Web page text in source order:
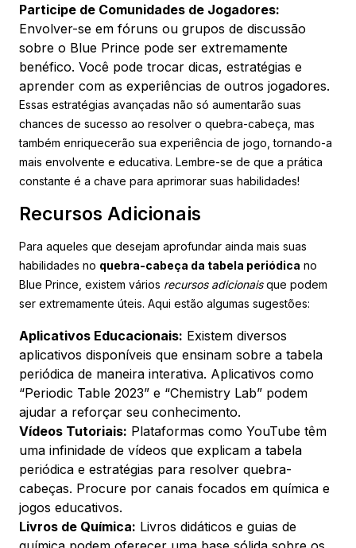
Participe de Comunidades de Jogadores:
Envolver-se em fóruns ou grupos de discussão
sobre o Blue Prince pode ser extremamente
benéfico. Você pode trocar dicas, estratégias e
aprender com as experiências de outros jogadores.
Essas estratégias avançadas não só aumentarão suas
chances de sucesso ao resolver o quebra-cabeça, mas
também enriquecerão sua experiência de jogo, tornando-a
mais envolvente e educativa. Lembre-se de que a prática
constante é a chave para aprimorar suas habilidades!
Recursos Adicionais
Para aqueles que desejam aprofundar ainda mais suas
habilidades no quebra-cabeça da tabela periódica no
Blue Prince, existem vários recursos adicionaisque podem
ser extremamente úteis. Aqui estão algumas sugestões:
Aplicativos Educacionais: Existem diversos
aplicativos disponíveis que ensinam sobre a tabela
periódica de maneira interativa. Aplicativos como
“Periodic Table 2023” e “Chemistry Lab” podem
ajudar a reforçar seu conhecimento.
Vídeos Tutoriais: Plataformas como YouTube têm
uma infinidade de vídeos que explicam a tabela
periódica e estratégias para resolver quebra-
cabeças. Procure por canais focados em química e
jogos educativos.
Livros de Química: Livros didáticos e guias de